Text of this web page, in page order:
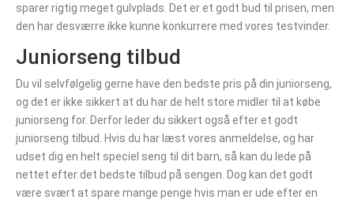
sparer rigtig meget gulvplads. Det er et godt bud til prisen, men
den har desværre ikke kunne konkurrere med vores testvinder.
Juniorseng tilbud
Du vil selvfølgelig gerne have den bedste pris på din juniorseng,
og det er ikke sikkert at du har de helt store midler til at købe
juniorseng for. Derfor leder du sikkert også efter et godt
juniorseng tilbud. Hvis du har læst vores anmeldelse, og har
udset dig en helt speciel seng til dit barn, så kan du lede på
nettet efter det bedste tilbud på sengen. Dog kan det godt
være svært at spare mange penge hvis man er ude efter en